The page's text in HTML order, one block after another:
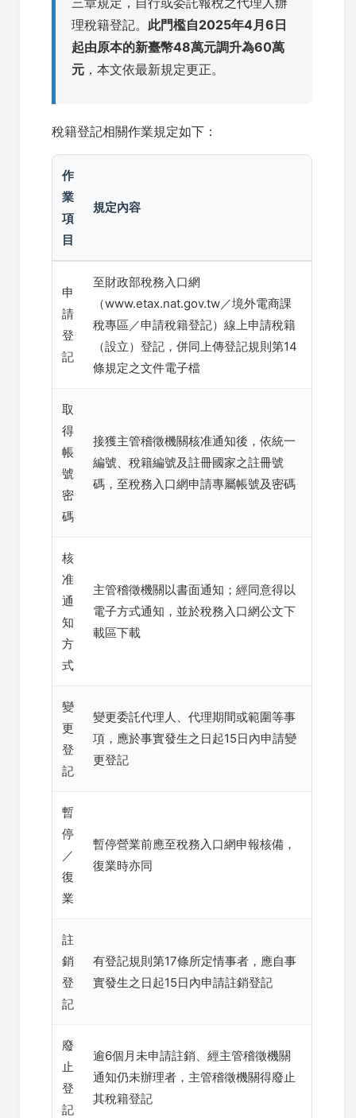
理稅籍登記。 此門檻自2025年4月6日
起由原本的新臺幣48萬元調升為60萬
元 ，本文依最新規定更正。
稅籍登記相關作業規定如下：
作
業
項
目
規定內容
申
請
登
記
至財政部稅務入口網
（www.etax.nat.gov.tw／境外電商課
稅專區／申請稅籍登記）線上申請稅籍
（設立）登記，併同上傳登記規則第14
條規定之文件電子檔
取
得
帳
號
密
碼
接獲主管稽徵機關核准通知後，依統一
編號、稅籍編號及註冊國家之註冊號
碼，至稅務入口網申請專屬帳號及密碼
核
准
通
知
方
式
主管稽徵機關以書面通知；經同意得以
電子方式通知，並於稅務入口網公文下
載區下載
變
更
登
記
變更委託代理人、代理期間或範圍等事
項，應於事實發生之日起15日內申請變
更登記
暫
停
／
復
業
暫停營業前應至稅務入口網申報核備，
復業時亦同
註
銷
登
記
有登記規則第17條所定情事者，應自事
實發生之日起15日內申請註銷登記
廢
止
登
記
逾6個月未申請註銷、經主管稽徵機關
通知仍未辦理者，主管稽徵機關得廢止
其稅籍登記